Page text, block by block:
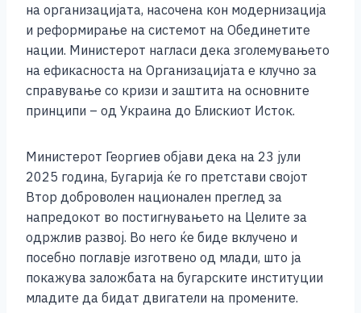
на организацијата, насочена кон модернизација
и реформирање на системот на Обединетите
нации. Министерот нагласи дека зголемувањето
на ефикасноста на Организацијата е клучно за
справување со кризи и заштита на основните
принципи – од Украина до Блискиот Исток.
Министерот Георгиев објави дека на 23 јули
2025 година, Бугарија ќе го претстави својот
Втор доброволен национален преглед за
напредокот во постигнувањето на Целите за
одржлив развој. Во него ќе биде вклучено и
посебно поглавје изготвено од млади, што ја
покажува заложбата на бугарските институции
младите да бидат двигатели на промените.